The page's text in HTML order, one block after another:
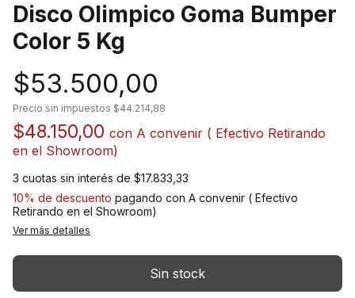
Disco Olimpico Goma Bumper
Color 5 Kg
$53.500,00
Precio sin impuestos $44.214,88
$48.150,00 con A convenir ( Efectivo Retirando
en el Showroom)
3 cuotas sin interés de $17.833,33
10% de descuento pagando con A convenir ( Efectivo
Retirando en el Showroom)
Ver más detalles